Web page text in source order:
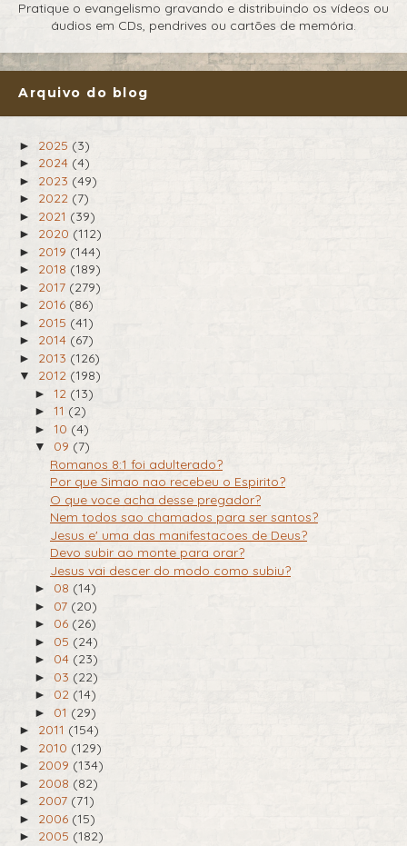
Pratique o evangelismo gravando e distribuindo os vídeos ou
áudios em CDs, pendrives ou cartões de memória.
Arquivo do blog
► 2025 (3)
► 2024 (4)
► 2023 (49)
► 2022 (7)
► 2021 (39)
► 2020 (112)
► 2019 (144)
► 2018 (189)
► 2017 (279)
► 2016 (86)
► 2015 (41)
► 2014 (67)
► 2013 (126)
▼ 2012 (198)
► 12 (13)
► 11 (2)
► 10 (4)
▼ 09 (7)
Romanos 8:1 foi adulterado?
Por que Simao nao recebeu o Espirito?
O que voce acha desse pregador?
Nem todos sao chamados para ser santos?
Jesus e' uma das manifestacoes de Deus?
Devo subir ao monte para orar?
Jesus vai descer do modo como subiu?
► 08 (14)
► 07 (20)
► 06 (26)
► 05 (24)
► 04 (23)
► 03 (22)
► 02 (14)
► 01 (29)
► 2011 (154)
► 2010 (129)
► 2009 (134)
► 2008 (82)
► 2007 (71)
► 2006 (15)
► 2005 (182)